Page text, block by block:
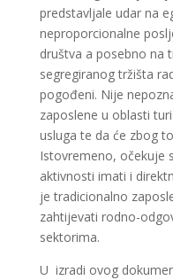
predstavljale udar na
neproporcionalne
društva a posebno na
segregiranog tržišta
pogođeni. Nije
zaposlene u oblasti
usluga te da će zbog
Istovremeno, očekuje
aktivnosti imati i
je tradicionalno
zahtijevati rodno-
sektorima.
U izradi ovog